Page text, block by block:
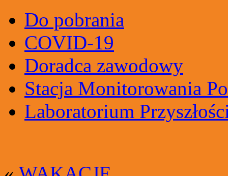
Do pobrania
COVID-19
Doradca zawodowy
Stacja Monitorowania
Laboratorium